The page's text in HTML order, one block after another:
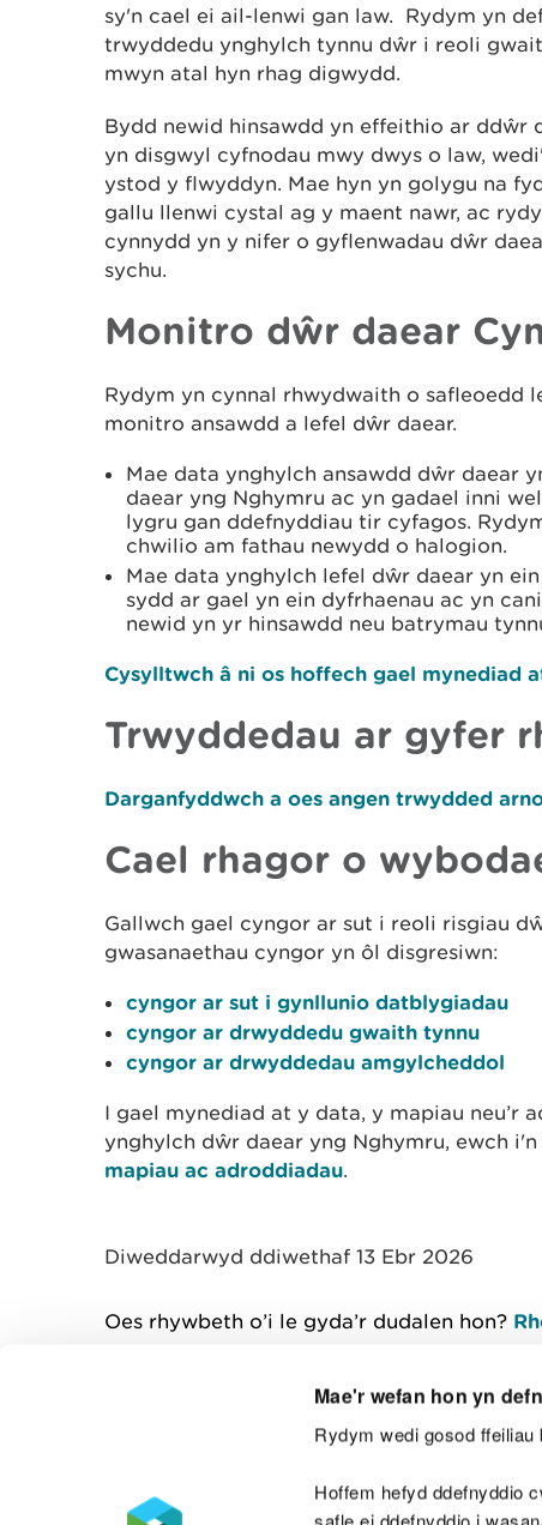
Mae'r wefan hon yn
Rydym wedi gosod ffeiliau
Hoffem hefyd ddefnyddio
safle ei ddefnyddio i
sy'n cael ei ail-lenwi gan law. Rydym yn
trwyddedu ynghylch tynnu dŵr i reoli
mwyn atal hyn rhag digwydd.
Bydd newid hinsawdd yn effeithio ar ddŵr
yn disgwyl cyfnodau mwy dwys o law,
ystod y flwyddyn. Mae hyn yn golygu na
gallu llenwi cystal ag y maent nawr, ac
cynnydd yn y nifer o gyflenwadau dŵr
sychu.
Monitro dŵr daear
Rydym yn cynnal rhwydwaith o safleoedd
monitro ansawdd a lefel dŵr daear.
Mae data ynghylch ansawdd dŵr daear
daear yng Nghymru ac yn gadael inni
lygru gan ddefnyddiau tir cyfagos.
chwilio am fathau newydd o halogion.
Mae data ynghylch lefel dŵr daear yn
sydd ar gael yn ein dyfrhaenau ac yn
newid yn yr hinsawdd neu batrymau
Cysylltwch â ni os hoffech gael mynediad
Trwyddedau ar gyfer
Darganfyddwch a oes angen trwydded
Cael rhagor o
Gallwch gael cyngor ar sut i reoli risgiau
gwasanaethau cyngor yn ôl disgresiwn:
cyngor ar sut i gynllunio datblygiadau
cyngor ar drwyddedu gwaith tynnu
cyngor ar drwyddedau amgylcheddol
I gael mynediad at y data, y mapiau neu’r
ynghylch dŵr daear yng Nghymru, ewch
mapiau ac adroddiadau.
Diweddarwyd ddiwethaf 13 Ebr 2026
Oes rhywbeth o’i le gyda’r dudalen hon?